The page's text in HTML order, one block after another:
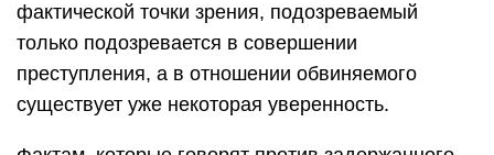
фактической точки зрения, подозреваемый
только подозревается в совершении
преступления, а в отношении обвиняемого
существует уже некоторая уверенность.